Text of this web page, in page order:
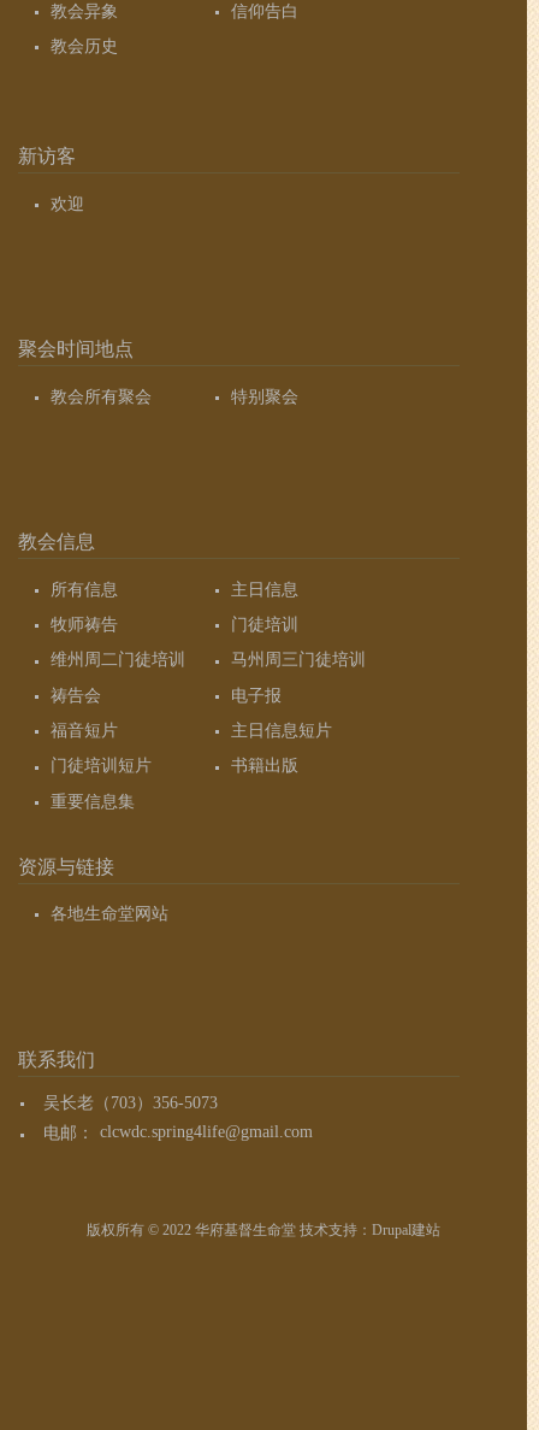
教会异象
信仰告白
教会历史
新访客
欢迎
聚会时间地点
教会所有聚会 特别聚会
教会信息
所有信息
主日信息
牧师祷告
门徒培训
维州周二门徒培训
马州周三门徒培训
祷告会
电子报
福音短片
主日信息短片
门徒培训短片
书籍出版
重要信息集
资源与链接
各地生命堂网站
联系我们
吴长老（703）356-5073
电邮：
clcwdc.spring4life@gmail.com
版权所有 © 2022 华府基督生命堂 技术支持： Drupal建站